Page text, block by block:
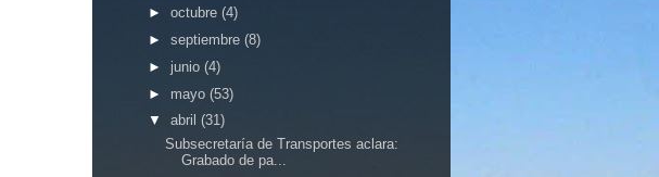
► octubre (4)
► septiembre (8)
► junio (4)
► mayo (53)
▼ abril (31)
Subsecretaría de Transportes aclara:
Grabado de pa...